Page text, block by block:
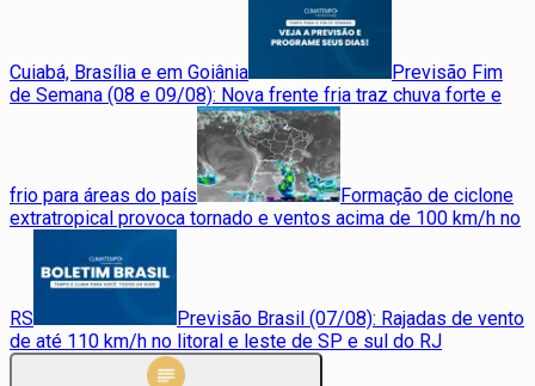
Cuiabá, Brasília e em Goiânia
Previsão Fim
de Semana (08 e 09/08): Nova frente fria traz chuva forte e
frio para áreas do país
Formação de ciclone
extratropical provoca tornado e ventos acima de 100 km/h no
RS
Previsão Brasil (07/08): Rajadas de vento
de até 110 km/h no litoral e leste de SP e sul do RJ